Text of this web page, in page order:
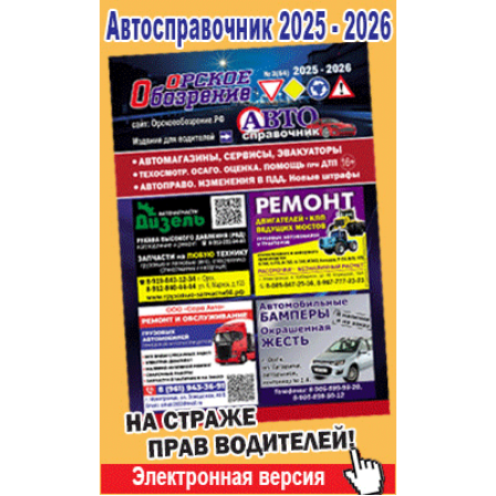
Строительство и ремонт
Авто и мото
Рестораны, кафе, бары
Развлечения и отдых
Спорт Фитнес
Недвижимость
Красота Косметология
Телекоммуникации и связь
Торговля
Бизнес и финансы
Юристы, Экспертиза, Страхование
Ремонт
Социальные организации
Это интересно
Администрация
Популярное →
Строительство и ремонт